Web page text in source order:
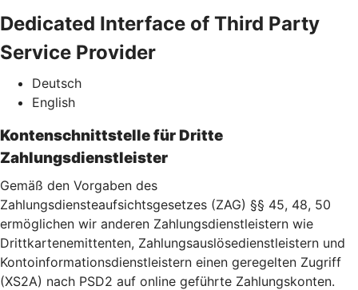
Dedicated Interface of Third Party
Service Provider
Deutsch
English
Kontenschnittstelle für Dritte
Zahlungsdienstleister
Gemäß den Vorgaben des
Zahlungsdiensteaufsichtsgesetzes (ZAG) §§ 45, 48, 50
ermöglichen wir anderen Zahlungsdienstleistern wie
Drittkartenemittenten, Zahlungsauslösedienstleistern und
Kontoinformationsdienstleistern einen geregelten Zugriff
(XS2A) nach PSD2 auf online geführte Zahlungskonten.